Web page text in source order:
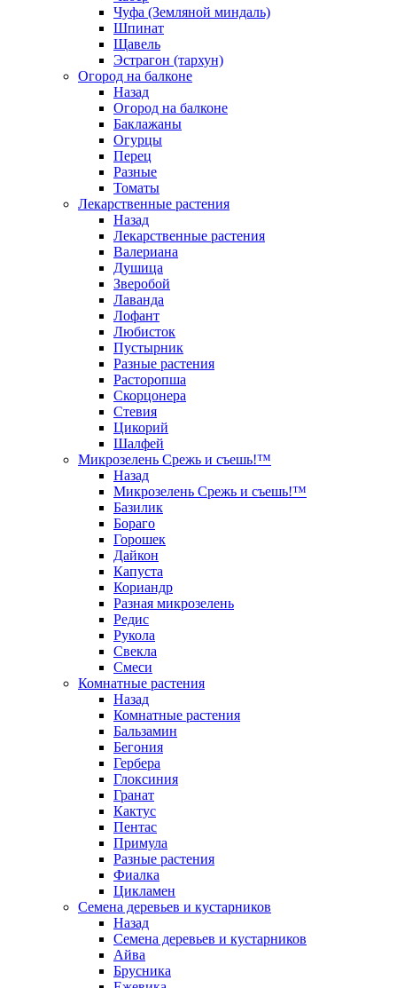
Чуфа (Земляной миндаль)
Шпинат
Щавель
Эстрагон (тархун)
Огород на балконе
Назад
Огород на балконе
Баклажаны
Огурцы
Перец
Разные
Томаты
Лекарственные растения
Назад
Лекарственные растения
Валериана
Душица
Зверобой
Лаванда
Лофант
Любисток
Пустырник
Разные растения
Расторопша
Скорцонера
Стевия
Цикорий
Шалфей
Микрозелень Срежь и съешь!™
Назад
Микрозелень Срежь и съешь!™
Базилик
Бораго
Горошек
Дайкон
Капуста
Кориандр
Разная микрозелень
Редис
Рукола
Свекла
Смеси
Комнатные растения
Назад
Комнатные растения
Бальзамин
Бегония
Гербера
Глоксиния
Гранат
Кактус
Пентас
Примула
Разные растения
Фиалка
Цикламен
Семена деревьев и кустарников
Назад
Семена деревьев и кустарников
Айва
Брусника